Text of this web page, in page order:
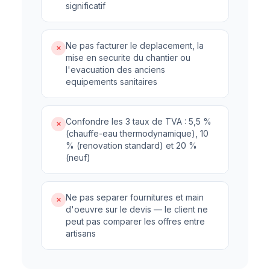
significatif
✗ Ne pas facturer le deplacement, la
mise en securite du chantier ou
l'evacuation des anciens
equipements sanitaires
✗ Confondre les 3 taux de TVA : 5,5 %
(chauffe-eau thermodynamique), 10
% (renovation standard) et 20 %
(neuf)
✗ Ne pas separer fournitures et main
d'oeuvre sur le devis — le client ne
peut pas comparer les offres entre
artisans